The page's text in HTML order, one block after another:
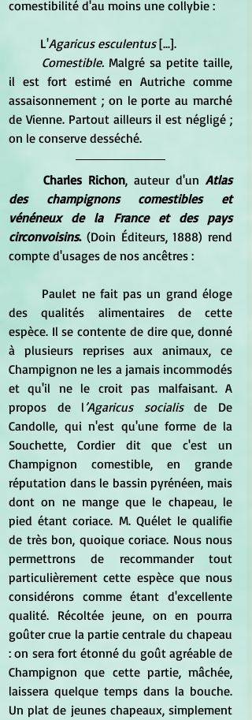
comestibilité d'au moins une collybie :
	L'
Agaricus esculentus [...].
Comestible. Malgré sa petite taille,
il est fort estimé en Autriche comme
assaisonnement ; on le porte au marché
de Vienne. Partout ailleurs il est négligé ;
on le conserve desséché.
Charles Richon, auteur d'un Atlas
des champignons comestibles et
vénéneux de la France et des pays
circonvoisins. (Doin Éditeurs, 1888) rend
compte d'usages de nos ancêtres :
des qualités alimentaires de cette
espèce. Il se contente de dire que, donné
à plusieurs reprises aux animaux, ce
Champignon ne les a jamais incommodés
et qu'il ne le croit pas malfaisant. A
propos de l’Agaricus socialis de De
Candolle, qui n'est qu'une forme de la
Souchette, Cordier dit que c'est un
Champignon comestible, en grande
réputation dans le bassin pyrénéen, mais
dont on ne mange que le chapeau, le
pied étant coriace. M. Quélet le qualifie
de très bon, quoique coriace. Nous nous
permettrons de recommander tout
particulièrement cette espèce que nous
considérons comme étant d'excellente
qualité. Récoltée jeune, on en pourra
goûter crue la partie centrale du chapeau
: on sera fort étonné du goût agréable de
Champignon que cette partie, mâchée,
laissera quelque temps dans la bouche.
Un plat de jeunes chapeaux, simplement